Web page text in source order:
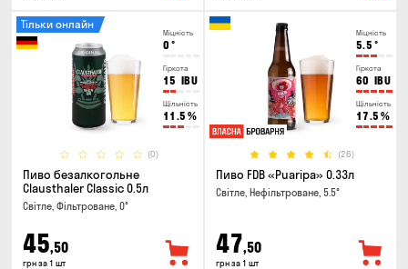
Міцність
0 °
Гіркота
15 IBU
Щільність
11.5 %
(0)
Тільки онлайн
Пиво безалкогольне
Clausthaler Classic 0.5л
Світле, Фільтроване, 0°
45,50
грн за 1 шт
Міцність
5.5 °
Гіркота
60 IBU
Щільність
17.5 %
(26)
Пиво FDB «Puaripa» 0.33л
Світле, Нефільтроване, 5.5°
47,50
грн за 1 шт